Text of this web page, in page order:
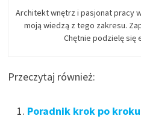
Architekt wnętrz i pasjonat pracy
moją wiedzą z tego zakresu.
Chętnie podzielę się
Przeczytaj również:
Poradnik krok po